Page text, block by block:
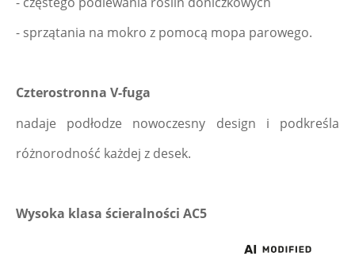
- sprzątania na mokro z pomocą mopa parowego.
Czterostronna V-fuga
nadaje podłodze nowoczesny design i podkreśla
różnorodność każdej z desek.
Wysoka klasa ścieralności AC5